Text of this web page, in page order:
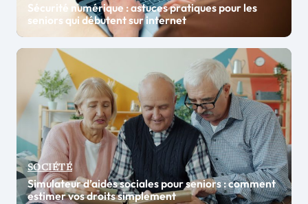
Sécurité numérique : astuces pratiques pour les
seniors qui débutent sur internet
SOCIÉTÉ
Simulateur d’aides sociales pour seniors : comment
estimer vos droits simplement